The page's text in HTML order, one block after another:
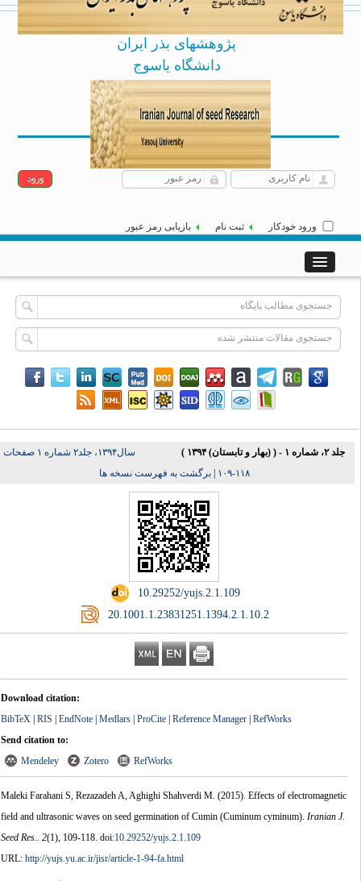
پژوهشهای بذر ایران
دانشگاه یاسوج
|
English
[Archive]
ورود خودکار ثبت نام بازیابی رمز عبور
جلد ۲، شماره ۱ - ( (بهار و تابستان) ۱۳۹۴ )
سال۱۳۹۴، جلد۲ شماره ۱ صفحات
۱۱۸-۱۰۹
| برگشت به فهرست نسخه ها
‎ 10.29252/yujs.2.1.109
‎ 20.1001.1.23831251.1394.2.1.10.2
Download citation:
BibTeX|RIS|EndNote|Medlars|ProCite|Reference Manager|RefWorks
Send citation to:
Mendeley
Zotero RefWorks
Maleki Farahani S, Rezazadeh A, Aghighi Shahverdi M.(2015).Effects of electromagnetic
field and ultrasonic waves on seed germination of Cumin (Cuminum cyminum).Iranian J.
Seed Res..2(1), 109-118. doi:10.29252/yujs.2.1.109
URL:http://yujs.yu.ac.ir/jisr/article-1-94-fa.html